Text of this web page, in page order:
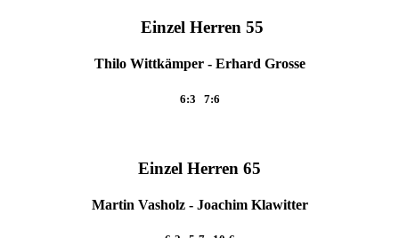
Einzel Herren 55
Thilo Wittkämper - Erhard Grosse
6:3 7:6
Einzel Herren 65
Martin Vasholz - Joachim Klawitter